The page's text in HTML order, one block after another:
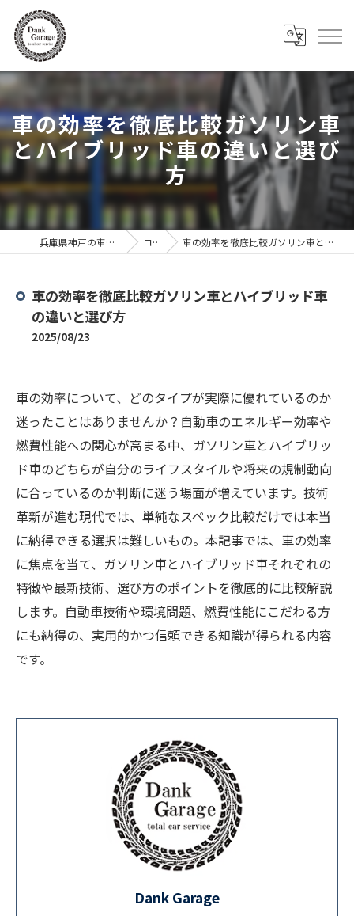
車の効率を徹底比較ガソリン車
とハイブリッド車の違いと選び
方
兵庫県神戸の車ならDank Garage コラム 車の効率を徹底比較ガソリン車とハイブリッド車の違いと選び方
車の効率を徹底比較ガソリン車とハイブリッド車
の違いと選び方
2025/08/23
車の効率について、どのタイプが実際に優れているのか
迷ったことはありませんか？自動車のエネルギー効率や
燃費性能への関心が高まる中、ガソリン車とハイブリッ
ド車のどちらが自分のライフスタイルや将来の規制動向
に合っているのか判断に迷う場面が増えています。技術
革新が進む現代では、単純なスペック比較だけでは本当
に納得できる選択は難しいもの。本記事では、車の効率
に焦点を当て、ガソリン車とハイブリッド車それぞれの
特徴や最新技術、選び方のポイントを徹底的に比較解説
します。自動車技術や環境問題、燃費性能にこだわる方
にも納得の、実用的かつ信頼できる知識が得られる内容
です。
Dank Garage